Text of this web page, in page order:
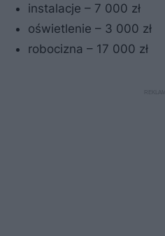
instalacje – 7 000 zł
oświetlenie – 3 000 zł
robocizna – 17 000 zł